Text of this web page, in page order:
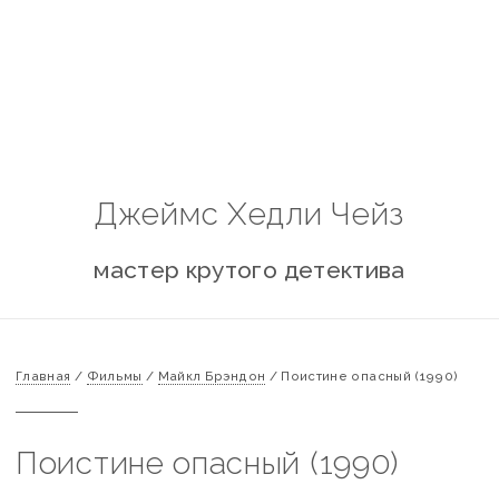
Джеймс Хедли Чейз
мастер крутого детектива
Главная / Фильмы / Майкл Брэндон / Поистине опасный (1990)
Поистине опасный (1990)